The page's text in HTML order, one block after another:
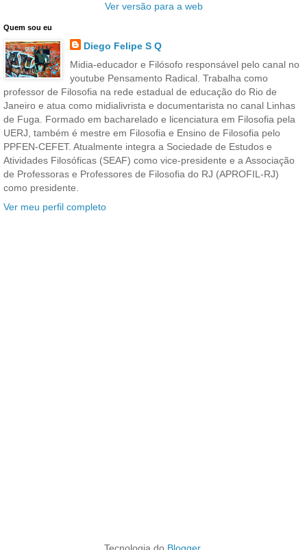
Ver versão para a web
Quem sou eu
Diego Felipe S Q
Midia-educador e Filósofo responsável pelo canal no
youtube Pensamento Radical. Trabalha como
professor de Filosofia na rede estadual de educação do Rio de
Janeiro e atua como midialivrista e documentarista no canal Linhas
de Fuga. Formado em bacharelado e licenciatura em Filosofia pela
UERJ, também é mestre em Filosofia e Ensino de Filosofia pelo
PPFEN-CEFET. Atualmente integra a Sociedade de Estudos e
Atividades Filosóficas (SEAF) como vice-presidente e a Associação
de Professoras e Professores de Filosofia do RJ (APROFIL-RJ)
como presidente.
Ver meu perfil completo
Tecnologia do Blogger.